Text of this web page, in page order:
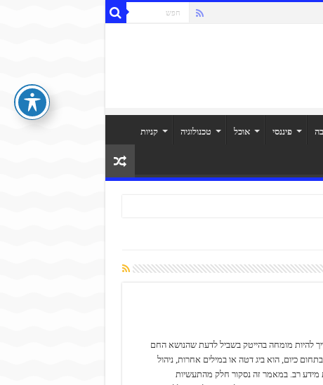
פיננסי אוכל טכנולוגיה קניות
להיות מומחה בהייטק בשביל לדעת שהנושא החם
בתחום כיום, הוא ביג דטה או במילים אחרות, ניהול
מידע רב. במאמר זה נסקור חלק מהתעשיות